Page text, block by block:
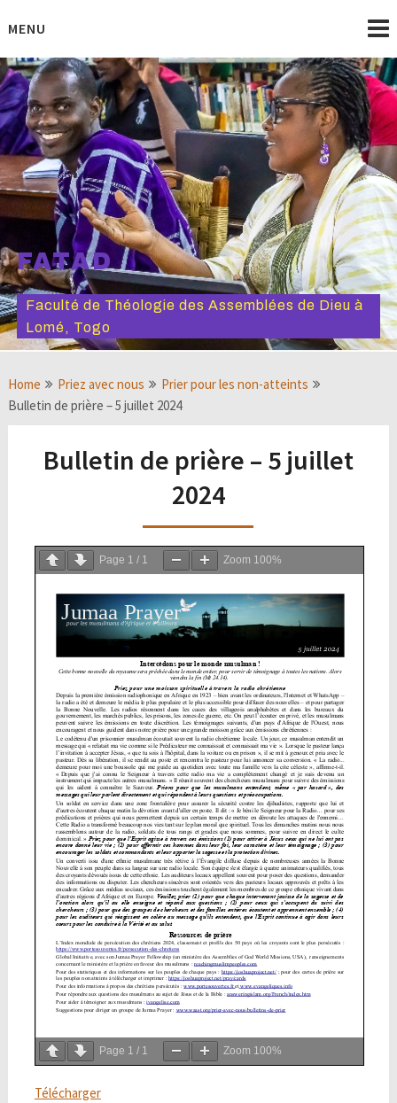
toMENU
FATAD
Faculté de Théologie des Assemblées de Dieu à
Lomé, Togo
Home Priez avec nous
Prier pour les non-atteints
Bulletin de prière – 5 juillet 2024
Bulletin de prière – 5 juillet
2024
Page 1 / 1 Zoom 100%
Page 1 / 1 Zoom 100%
Télécharger